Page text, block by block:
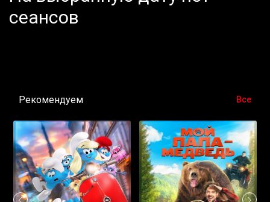
сеансов
Рекомендуем Все